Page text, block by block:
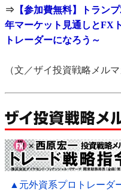
⇒ 【参加費無料】トラン
年マーケット見通しとFX
トレーダーになろう～
（文／ザイ投資戦略メル
▲元外資系プロトレーダ